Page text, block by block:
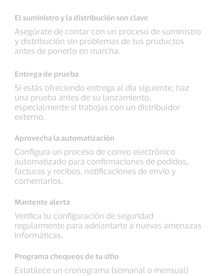
El suministro y la distribución son clave
Asegúrate de contar con un proceso de suministro
y distribución sin problemas de tus productos
antes de ponerlo en marcha.
Entrega de prueba
Si estás ofreciendo entrega al día siguiente, haz
una prueba antes de su lanzamiento,
especialmente si trabajas con un distribuidor
externo.
Aprovecha la automatización
Configura un proceso de correo electrónico
automatizado para confirmaciones de pedidos,
facturas y recibos, notificaciones de envío y
comentarios.
Mantente alerta
Verifica tu configuración de seguridad
regularmente para adelantarte a nuevas amenazas
informáticas.
Programa chequeos de tu sitio
Establece un cronograma (semanal o mensual)